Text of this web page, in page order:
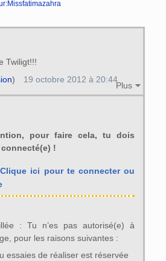
Twiligt!!!
Plus
) 19 octobre 2012 à 20:44
pour faire cela, tu dois
!
Clique ici pour te connecter ou
: Tu n’es pas autorisé(e) à
pour les raisons suivantes :
essaies de réaliser est réservée